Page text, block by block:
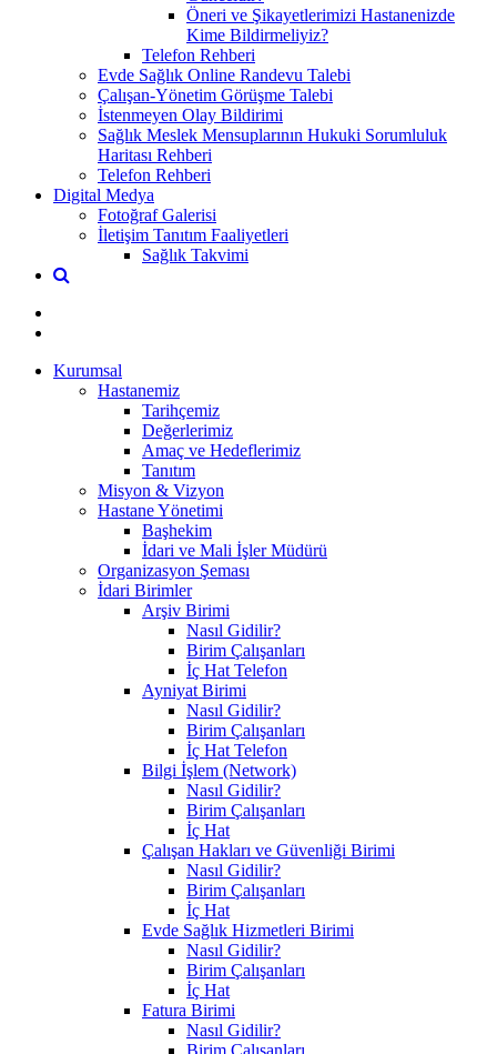
Öneri ve Şikayetlerimizi Hastanenizde
Kime Bildirmeliyiz?
Telefon Rehberi
Evde Sağlık Online Randevu Talebi
Çalışan-Yönetim Görüşme Talebi
İstenmeyen Olay Bildirimi
Sağlık Meslek Mensuplarının Hukuki Sorumluluk
Haritası Rehberi
Telefon Rehberi
Digital Medya
Fotoğraf Galerisi
İletişim Tanıtım Faaliyetleri
Sağlık Takvimi
Kurumsal
Hastanemiz
Tarihçemiz
Değerlerimiz
Amaç ve Hedeflerimiz
Tanıtım
Misyon & Vizyon
Hastane Yönetimi
Başhekim
İdari ve Mali İşler Müdürü
Organizasyon Şeması
İdari Birimler
Arşiv Birimi
Nasıl Gidilir?
Birim Çalışanları
İç Hat Telefon
Ayniyat Birimi
Nasıl Gidilir?
Birim Çalışanları
İç Hat Telefon
Bilgi İşlem (Network)
Nasıl Gidilir?
Birim Çalışanları
İç Hat
Çalışan Hakları ve Güvenliği Birimi
Nasıl Gidilir?
Birim Çalışanları
İç Hat
Evde Sağlık Hizmetleri Birimi
Nasıl Gidilir?
Birim Çalışanları
İç Hat
Fatura Birimi
Nasıl Gidilir?
Birim Çalışanları